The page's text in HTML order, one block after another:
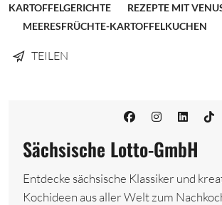
KARTOFFELGERICHTE
REZEPTE MIT
MEERESFRÜCHTE-KARTOFFELKUCHEN
TEILEN
Sächsische Lotto-GmbH
Entdecke sächsische Klassiker und
Kochideen aus aller Welt zum